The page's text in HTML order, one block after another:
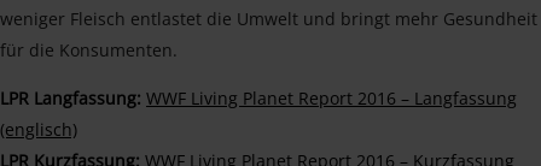
weniger Fleisch entlastet die Umwelt und bringt mehr Gesundheit
für die Konsumenten.
LPR Langfassung: WWF Living Planet Report 2016 – Langfassung
(englisch)
LPR Kurzfassung: WWF Living Planet Report 2016 – Kurzfassung